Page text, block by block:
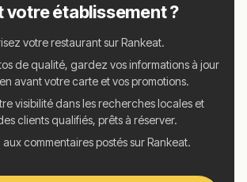
votre établissement ?
votre restaurant sur Rankeat.
de qualité, gardez vos informations à jour
avant votre carte et vos promotions.
visibilité dans les recherches locales et
clients qualifiés, prêts à réserver.
commentaires postés sur Rankeat.